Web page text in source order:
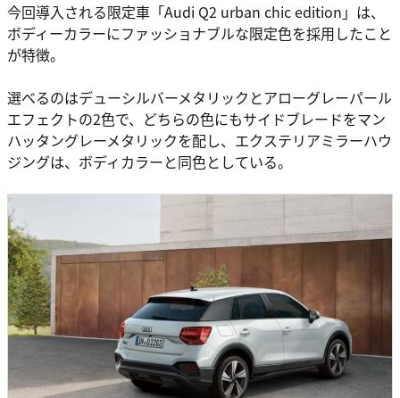
今回導入される限定車「Audi Q2 urban chic edition」は、
ボディーカラーにファッショナブルな限定色を採用したこと
が特徴。
選べるのはデューシルバーメタリックとアローグレーパール
エフェクトの2色で、どちらの色にもサイドブレードをマン
ハッタングレーメタリックを配し、エクステリアミラーハウ
ジングは、ボディカラーと同色としている。